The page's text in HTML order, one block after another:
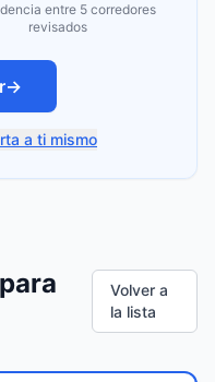
entre 5 corredores
revisados
→
a ti mismo
Volver a
la lista